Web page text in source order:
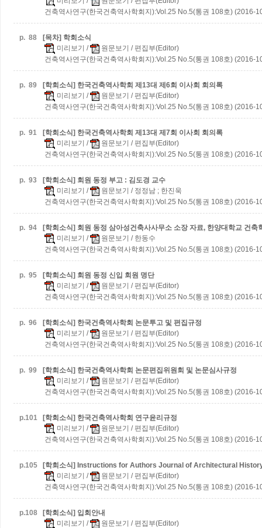
건축역사연구(한국건축역사학회지):Vol.25 No.5(통권 108호) (2016-
p. 88
[목차] 학회소식
미리보기 / 원문보기 / 편집부(Editor)
건축역사연구(한국건축역사학회지):Vol.25 No.5(통권 108호) (2016-
p. 89
[학회소식] 한국건축역사학회 제13대 제6회 이사회 회의록
미리보기 / 원문보기 / 편집부(Editor)
건축역사연구(한국건축역사학회지):Vol.25 No.5(통권 108호) (2016-
p. 91
[학회소식] 한국건축역사학회 제13대 제7회 이사회 회의록
미리보기 / 원문보기 / 편집부(Editor)
건축역사연구(한국건축역사학회지):Vol.25 No.5(통권 108호) (2016-
p. 93 [학회소식] 회원 동정 부고 : 김도경 교수
미리보기 / 원문보기 / 정정남 ; 한진욱
건축역사연구(한국건축역사학회지):Vol.25 No.5(통권 108호) (2016-
p. 94 [학회소식] 회원 동정 삼아성건축사사무소 소장 자료, 한양대학교 건축
미리보기 / 원문보기 / 한동수
건축역사연구(한국건축역사학회지):Vol.25 No.5(통권 108호) (2016-
p. 95 [학회소식] 회원 동정 신입 회원 명단
미리보기 / 원문보기 / 편집부(Editor)
건축역사연구(한국건축역사학회지):Vol.25 No.5(통권 108호) (2016-
p. 96
[학회소식] 한국건축역사학회 논문투고 및 편집규정
미리보기 / 원문보기 / 편집부(Editor)
건축역사연구(한국건축역사학회지):Vol.25 No.5(통권 108호) (2016-
p. 99
[학회소식] 한국건축역사학회 논문편집위원회 및 논문심사규정
미리보기 / 원문보기 / 편집부(Editor)
건축역사연구(한국건축역사학회지):Vol.25 No.5(통권 108호) (2016-
p.101
[학회소식] 한국건축역사학회 연구윤리규정
미리보기 / 원문보기 / 편집부(Editor)
건축역사연구(한국건축역사학회지):Vol.25 No.5(통권 108호) (2016-
p.105
[학회소식] Instructions for Authors Journal of Architectural
미리보기 / 원문보기 / 편집부(Editor)
건축역사연구(한국건축역사학회지):Vol.25 No.5(통권 108호) (2016-
p.108
[학회소식] 입회안내
미리보기 / 원문보기 / 편집부(Editor)